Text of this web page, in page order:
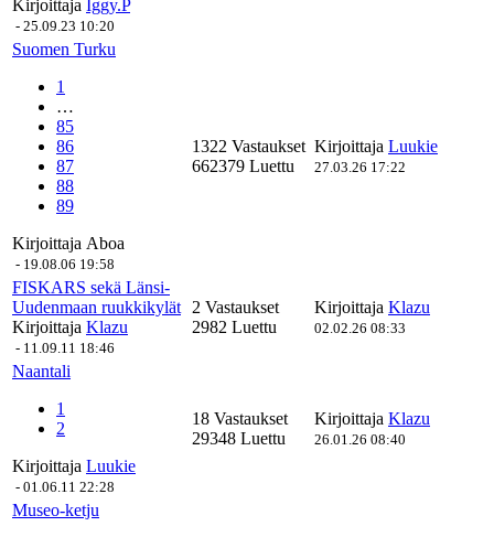
Kirjoittaja Iggy.P
- 25.09.23 10:20
Suomen Turku
1
…
85
86
87
88
89
Kirjoittaja Aboa
- 19.08.06 19:58
1322 Vastaukset
662379 Luettu
Kirjoittaja Luukie
27.03.26 17:22
FISKARS sekä Länsi-
Uudenmaan ruukkikylät
Kirjoittaja Klazu
- 11.09.11 18:46
2 Vastaukset
2982 Luettu
Kirjoittaja Klazu
02.02.26 08:33
Naantali
1
2
Kirjoittaja Luukie
- 01.06.11 22:28
18 Vastaukset
29348 Luettu
Kirjoittaja Klazu
26.01.26 08:40
Museo-ketju